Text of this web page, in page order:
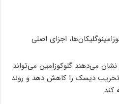
اجزای اصلی
می‌دهند گلوکوزامین می‌تواند
تخریب دیسک را کاهش دهد و روند
کند.